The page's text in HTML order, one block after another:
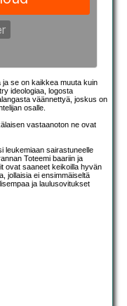
se on kaikkea muuta kuin
ideologiaa, logosta
väännettyä, joskus on
osalle.
vastaanoton ne ovat
leukemiaan sairastuneelle
Toteemi baariin ja
ovat saaneet keikoilla hyvän
jollaisia ei ensimmäiseltä
ja laulusovitukset